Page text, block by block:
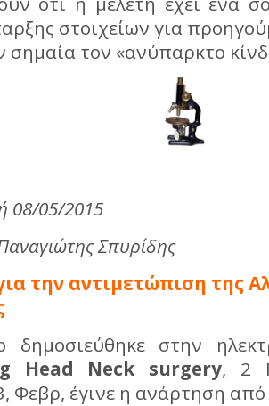
στοιχείων για
σημαία τον «ανύπαρκτο
08/05/2015
Σπυρίδης
την αντιμετώπιση της
δημοσιεύθηκε στην
Head Neck surgery, 2
Φεβρ, έγινε η ανάρτηση